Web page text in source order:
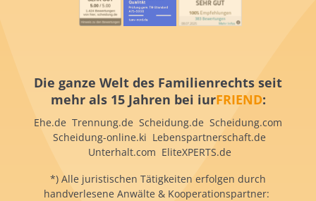
Die ganze Welt des Familienrechts seit
mehr als 15 Jahren bei iurFRIEND:
Ehe.de Trennung.de Scheidung.de Scheidung.com
Scheidung-online.ki Lebenspartnerschaft.de
Unterhalt.com EliteXPERTS.de
*) Alle juristischen Tätigkeiten erfolgen durch
handverlesene Anwälte & Kooperationspartner: